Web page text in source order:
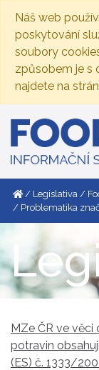
Náš web
poskytování
soubory
způsobem je s
najdete na
Legislativa
Problematika
MZe ČR ve
potravin
(ES) č. 1333/